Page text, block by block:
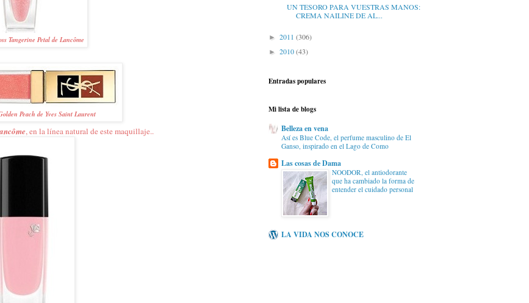
Tangerine Petal de Lancôme
Peach de Yves Saint Laurent
, en la línea natural de este maquillaje..
UN TESORO PARA VUESTRAS MANOS:
CREMA NAILINE DE AL...
► 2011 (306)
► 2010(43)
Entradas populares
Mi lista de blogs
Belleza en vena
Así es Blue Code, el perfume masculino de El
Ganso, inspirado en el Lago de Como
Las cosas de Dama
NOODOR, el antiodorante
que ha cambiado la forma de
entender el cuidado personal
LA VIDA NOS CONOCE